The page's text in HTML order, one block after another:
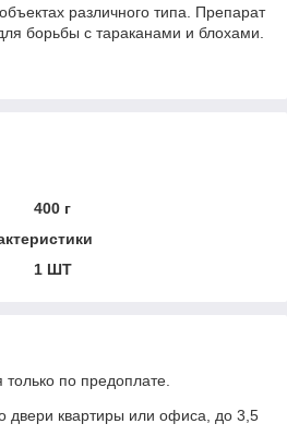
различного типа. Препарат
борьбы с тараканами и блохами.
400 г
1 ШТ
только по предоплате.
двери квартиры или офиса, до 3,5